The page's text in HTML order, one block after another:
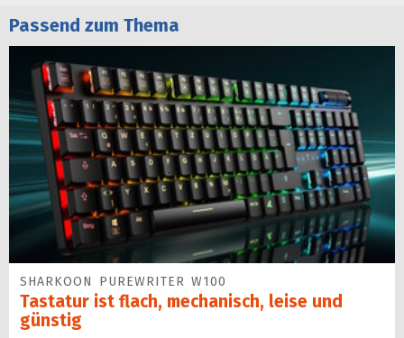
Passend zum Thema
SHARKOON PUREWRITER W100
Tastatur ist flach, mechanisch, leise und
günstig